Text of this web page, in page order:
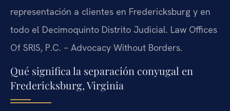
representación a clientes en Fredericksburg y en
todo el Decimoquinto Distrito Judicial. Law Offices
Of SRIS, P.C. – Advocacy Without Borders.
Qué significa la separación conyugal en
Fredericksburg, Virginia